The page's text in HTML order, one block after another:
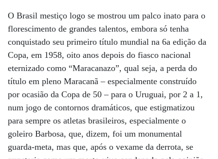
O Brasil mestiço logo se mostrou um palco inato para o
florescimento de grandes talentos, embora só tenha
conquistado seu primeiro título mundial na 6a edição da
Copa, em 1958, oito anos depois do fiasco nacional
eternizado como “Maracanazo”, qual seja, a perda do
título em pleno Maracanã – especialmente construído
por ocasião da Copa de 50 – para o Uruguai, por 2 a 1,
num jogo de contornos dramáticos, que estigmatizou
para sempre os atletas brasileiros, especialmente o
goleiro Barbosa, que, dizem, foi um monumental
guarda-meta, mas que, após o vexame da derrota, se